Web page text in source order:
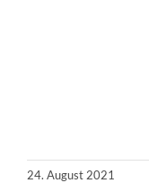
24. August 2021